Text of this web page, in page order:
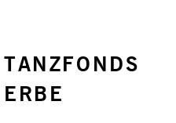
TANZFONDS
ERBE